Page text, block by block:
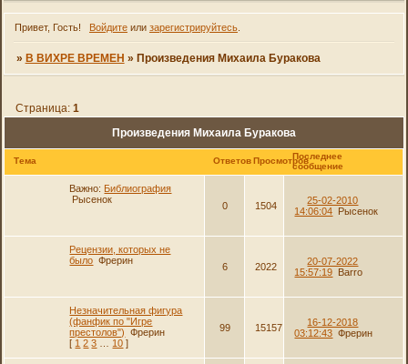
Привет, Гость! Войдитеили зарегистрируйтесь.
» В ВИХРЕ ВРЕМЕН » Произведения Михаила Буракова
Произведения Михаила Буракова
Страница: 1
Тема Ответов ПросмотровПоследнее
сообщение
Важно: Библиография
Рысенок
0 1504
25-02-2010
14:06:04 Рысенок
Рецензии, которых не
было Фрерин
6 2022
20-07-2022
15:57:19 Barro
Незначительная фигура
(фанфик по "Игре
престолов")
Фрерин
[ 1 2 3 10 ]
99 15157
16-12-2018
03:12:43 Фрерин